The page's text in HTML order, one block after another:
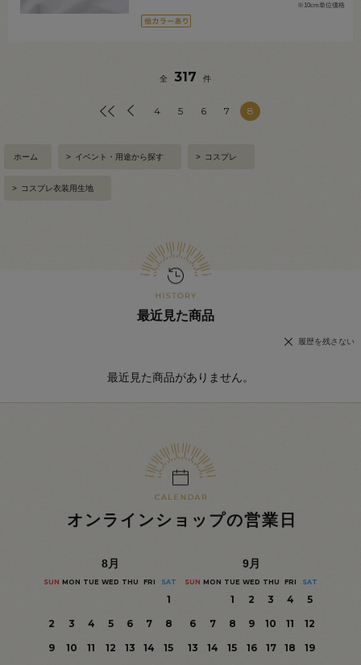
※10cm単位価格
全 317 件
4 5 6 7 8
ホーム > イベント・用途から探す > コスプレ
> コスプレ衣装用生地
最近見た商品
履歴を残さない
最近見た商品がありません。
オンラインショップの営業日
8月
SUN MON TUE WED THU FRI SAT
1
2
3 4 5 6 7
8
9
10 11 12 13 14
15
9月
SUN MON TUE WED THU FRI SAT
1 2 3 4
5
6
7 8 9 10 11
12
13
14 15 16 17 18
19